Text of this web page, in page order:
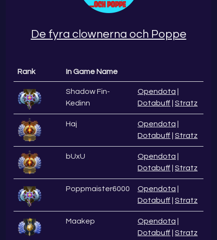
De fyra clownerna och Poppe
Rank In Game Name
Shadow Fin-
Kedinn
Opendota
Dotabuff
Stratz
Haj Opendota
Dotabuff
Stratz
bUxU Opendota
Dotabuff
Stratz
Poppmaister6000 Opendota
Dotabuff
Stratz
Maakep Opendota
Dotabuff
Stratz